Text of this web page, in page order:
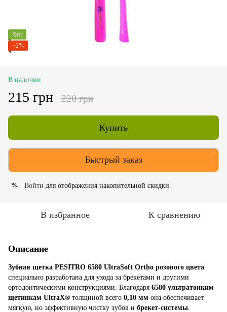
Хит
−2%
В наличии
215 грн 220 грн
Купить
Быстрый заказ
% Войти для отображения накопительной скидки
В избранное К сравнению
Описание
Зубная щетка PESITRO 6580 UltraSoft Ortho розового цвета
специально разработана для ухода за брекетами и другими
ортодонтическими конструкциями. Благодаря 6580 ультратонким
щетинкам UltraX® толщиной всего 0,10 мм она обеспечивает
мягкую, но эффективную чистку зубов и брекет-системы